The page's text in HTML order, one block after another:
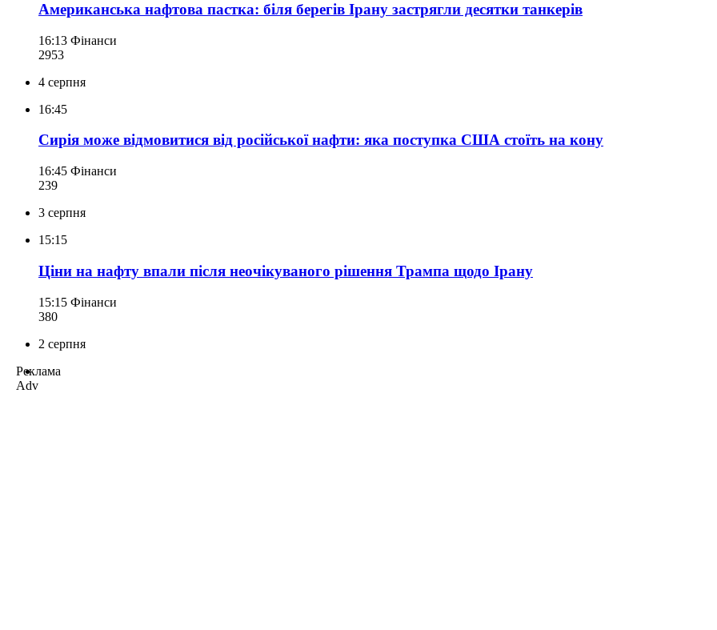
Американська нафтова пастка: біля берегів Ірану застрягли десятки танкерів
16:13 Фінанси
2953
4 серпня
16:45
Сирія може відмовитися від російської нафти: яка поступка США стоїть на кону
16:45 Фінанси
239
3 серпня
15:15
Ціни на нафту впали після неочікуваного рішення Трампа щодо Ірану
15:15 Фінанси
380
2 серпня
Реклама
Adv